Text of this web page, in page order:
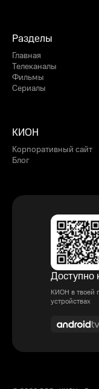
Разделы
Главная
Телеканалы
Фильмы
Сериалы
КИОН
Корпоративный сайт
Блог
КИОН в твоей
устройствах